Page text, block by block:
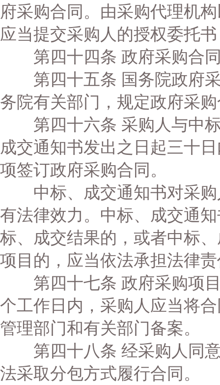
府采购合同。由采购代理机
应当提交采购人的授权委托
第四十四条 政府采购合同
第四十五条 国务院政府采
务院有关部门，规定政府采
第四十六条 采购人与中标
成交通知书发出之日起三十
项签订政府采购合同。
中标、成交通知书对采购
有法律效力。中标、成交通
标、成交结果的，或者中标
项目的，应当依法承担法律
第四十七条 政府采购项目
个工作日内，采购人应当将
管理部门和有关部门备案。
第四十八条 经采购人同意
法采取分包方式履行合同。